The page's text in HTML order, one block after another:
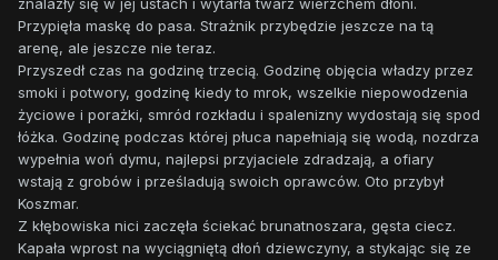
znalazły się w jej ustach i wytarła twarz wierzchem dłoni.
Przypięła maskę do pasa. Strażnik przybędzie jeszcze na tą
arenę, ale jeszcze nie teraz.
Przyszedł czas na godzinę trzecią. Godzinę objęcia władzy przez
smoki i potwory, godzinę kiedy to mrok, wszelkie niepowodzenia
życiowe i porażki, smród rozkładu i spalenizny wydostają się spod
łóżka. Godzinę podczas której płuca napełniają się wodą, nozdrza
wypełnia woń dymu, najlepsi przyjaciele zdradzają, a ofiary
wstają z grobów i prześladują swoich oprawców. Oto przybył
Koszmar.
Z kłębowiska nici zaczęła ściekać brunatnoszara, gęsta ciecz.
Kapała wprost na wyciągniętą dłoń dziewczyny, a stykając się ze